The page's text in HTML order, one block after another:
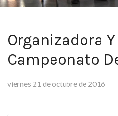
Organizadora Y
Campeonato
viernes 21 de octubre de 2016